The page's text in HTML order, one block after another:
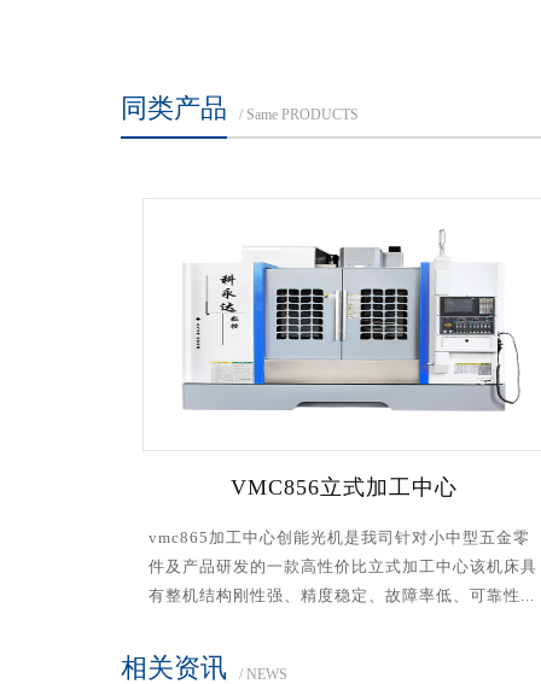
同类产品 / Same PRODUCTS
VMC856立式加工中心
vmc865加工中心创能光机是我司针对小中型五金零
件及产品研发的一款高性价比立式加工中心该机床具
有整机结构刚性强、精度稳定、故障率低、可靠性...
相关资讯 / NEWS